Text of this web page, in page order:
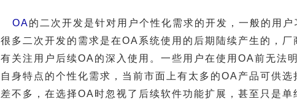
OA的二次开发是针对用户个性化需求的开发，一般的用
多二次开发的需求是在OA系统使用的后期陆续产生的，厂
关注用户后续OA的深入使用。一些用户在使用OA前无法
身特点的个性化需求，当前市面上有太多的OA产品可供
不多，在选择OA时忽视了后续软件功能扩展，甚至只是单